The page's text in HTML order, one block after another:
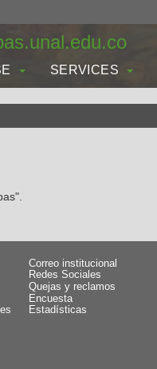
SERVICES
Correo institucional
Redes Sociales
Quejas y reclamos
Encuesta
Estadísticas